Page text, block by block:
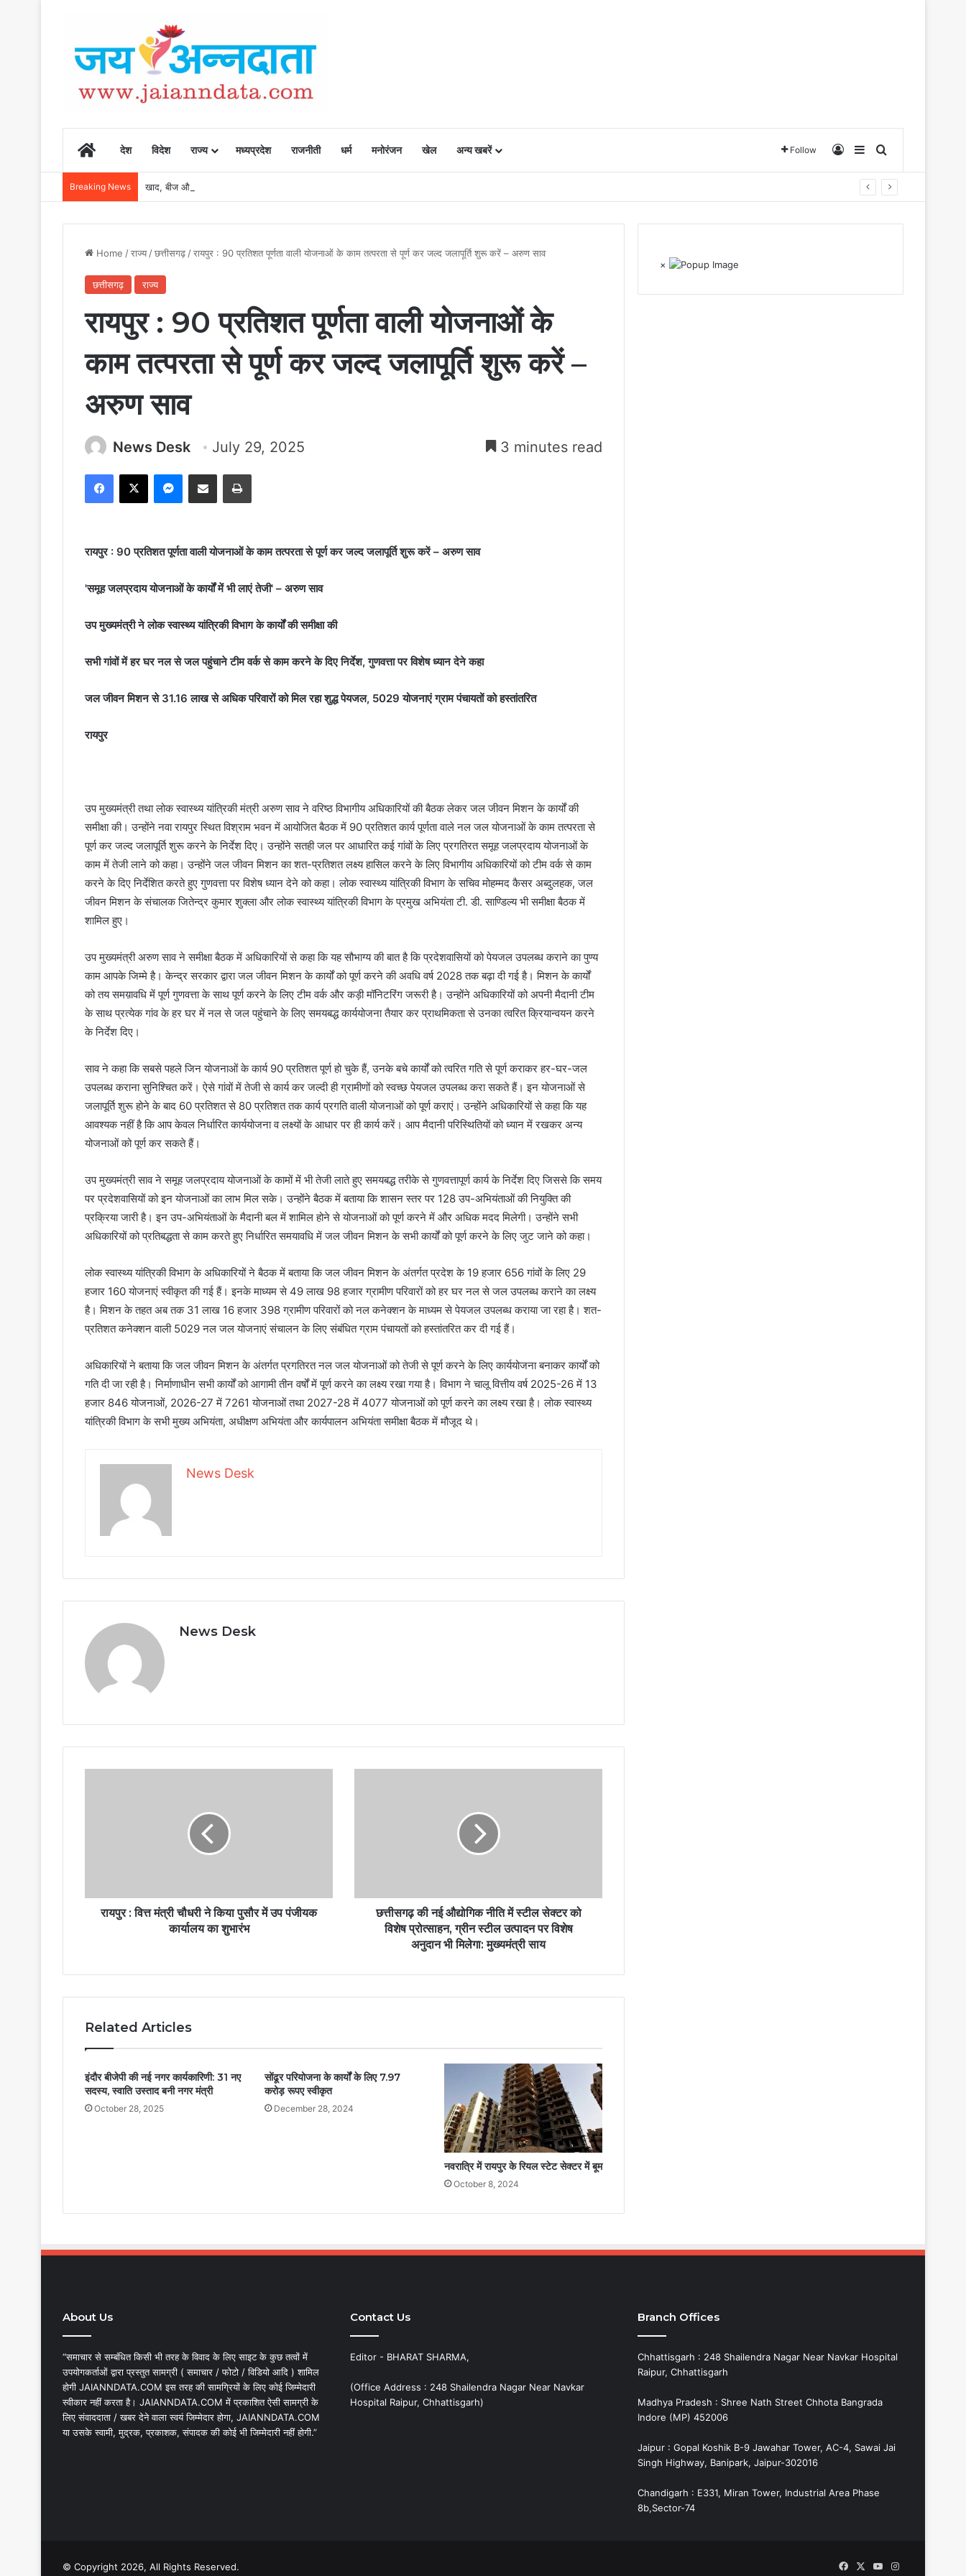
Homeदेश विदेश राज्य मध्यप्रदेश राजनीती धर्म मनोरंजन खेल अन्य खबरें Follow Log InSidebarSearch for
Breaking News खाद, बीज और उर्वरकों की समय पर उपलब्धता से किसानों में उत्साह, नैनो डीएपी और नैनो यूरिया बने किसानों के भरोसेमंद कृषि साथी…..
Home /राज्य/छत्तीसगढ़/रायपुर : 90 प्रतिशत पूर्णता वाली योजनाओं के काम तत्परता से पूर्ण कर जल्द जलापूर्ति शुरू करें – अरुण साव
छत्तीसगढ़ राज्य
रायपुर : 90 प्रतिशत पूर्णता वाली योजनाओं के
काम तत्परता से पूर्ण कर जल्द जलापूर्ति शुरू करें –
अरुण साव
News Desk July 29, 2025 3 minutes read
Facebook
X Messenger
Share via Email Print
रायपुर : 90 प्रतिशत पूर्णता वाली योजनाओं के काम तत्परता से पूर्ण कर जल्द जलापूर्ति शुरू करें – अरुण साव
'समूह जलप्रदाय योजनाओं के कार्यों में भी लाएं तेजी' – अरुण साव
उप मुख्यमंत्री ने लोक स्वास्थ्य यांत्रिकी विभाग के कार्यों की समीक्षा की
सभी गांवों में हर घर नल से जल पहुंचाने टीम वर्क से काम करने के दिए निर्देश, गुणवत्ता पर विशेष ध्यान देने कहा
जल जीवन मिशन से 31.16 लाख से अधिक परिवारों को मिल रहा शुद्ध पेयजल, 5029 योजनाएं ग्राम पंचायतों को हस्तांतरित
रायपुर
उप मुख्यमंत्री तथा लोक स्वास्थ्य यांत्रिकी मंत्री अरुण साव ने वरिष्ठ विभागीय अधिकारियों की बैठक लेकर जल जीवन मिशन के कार्यों की
समीक्षा की। उन्होंने नवा रायपुर स्थित विश्राम भवन में आयोजित बैठक में 90 प्रतिशत कार्य पूर्णता वाले नल जल योजनाओं के काम तत्परता से
पूर्ण कर जल्द जलापूर्ति शुरू करने के निर्देश दिए। उन्होंने सतही जल पर आधारित कई गांवों के लिए प्रगतिरत समूह जलप्रदाय योजनाओं के
काम में तेजी लाने को कहा। उन्होंने जल जीवन मिशन का शत-प्रतिशत लक्ष्य हासिल करने के लिए विभागीय अधिकारियों को टीम वर्क से काम
करने के दिए निर्देशित करते हुए गुणवत्ता पर विशेष ध्यान देने को कहा। लोक स्वास्थ्य यांत्रिकी विभाग के सचिव मोहम्मद कैसर अब्दुलहक, जल
जीवन मिशन के संचालक जितेन्द्र कुमार शुक्ला और लोक स्वास्थ्य यांत्रिकी विभाग के प्रमुख अभियंता टी. डी. साण्डिल्य भी समीक्षा बैठक में
शामिल हुए।
उप मुख्यमंत्री अरुण साव ने समीक्षा बैठक में अधिकारियों से कहा कि यह सौभाग्य की बात है कि प्रदेशवासियों को पेयजल उपलब्ध कराने का पुण्य
काम आपके जिम्मे है। केन्द्र सरकार द्वारा जल जीवन मिशन के कार्यों को पूर्ण करने की अवधि वर्ष 2028 तक बढ़ा दी गई है। मिशन के कार्यों
को तय समय़ावधि में पूर्ण गुणवत्ता के साथ पूर्ण करने के लिए टीम वर्क और कड़ी मॉनिटरिंग जरूरी है। उन्होंने अधिकारियों को अपनी मैदानी टीम
के साथ प्रत्येक गांव के हर घर में नल से जल पहुंचाने के लिए समयबद्ध कार्ययोजना तैयार कर प्राथमिकता से उनका त्वरित क्रियान्वयन करने
के निर्देश दिए।
साव ने कहा कि सबसे पहले जिन योजनाओं के कार्य 90 प्रतिशत पूर्ण हो चुके हैं, उनके बचे कार्यों को त्वरित गति से पूर्ण कराकर हर-घर-जल
उपलब्ध कराना सुनिश्चित करें। ऐसे गांवों में तेजी से कार्य कर जल्दी ही ग्रामीणों को स्वच्छ पेयजल उपलब्ध करा सकते हैं। इन योजनाओं से
जलापूर्ति शुरू होने के बाद 60 प्रतिशत से 80 प्रतिशत तक कार्य प्रगति वाली योजनाओं को पूर्ण कराएं। उन्होंने अधिकारियों से कहा कि यह
आवश्यक नहीं है कि आप केवल निर्धारित कार्ययोजना व लक्ष्यों के आधार पर ही कार्य करें। आप मैदानी परिस्थितियों को ध्यान में रखकर अन्य
योजनाओं को पूर्ण कर सकते हैं।
उप मुख्यमंत्री साव ने समूह जलप्रदाय योजनाओं के कामों में भी तेजी लाते हुए समयबद्ध तरीके से गुणवत्तापूर्ण कार्य के निर्देश दिए जिससे कि समय
पर प्रदेशवासियों को इन योजनाओं का लाभ मिल सके। उन्होंने बैठक में बताया कि शासन स्तर पर 128 उप-अभियंताओं की नियुक्ति की
प्रक्रिया जारी है। इन उप-अभियंताओं के मैदानी बल में शामिल होने से योजनाओं को पूर्ण करने में और अधिक मदद मिलेगी। उन्होंने सभी
अधिकारियों को प्रतिबद्धता से काम करते हुए निर्धारित समयावधि में जल जीवन मिशन के सभी कार्यों को पूर्ण करने के लिए जुट जाने को कहा।
लोक स्वास्थ्य यांत्रिकी विभाग के अधिकारियों ने बैठक में बताया कि जल जीवन मिशन के अंतर्गत प्रदेश के 19 हजार 656 गांवों के लिए 29
हजार 160 योजनाएं स्वीकृत की गई हैं। इनके माध्यम से 49 लाख 98 हजार ग्रामीण परिवारों को हर घर नल से जल उपलब्ध कराने का लक्ष्य
है। मिशन के तहत अब तक 31 लाख 16 हजार 398 ग्रामीण परिवारों को नल कनेक्शन के माध्यम से पेयजल उपलब्ध कराया जा रहा है। शत-
प्रतिशत कनेक्शन वाली 5029 नल जल योजनाएं संचालन के लिए संबंधित ग्राम पंचायतों को हस्तांतरित कर दी गई हैं।
अधिकारियों ने बताया कि जल जीवन मिशन के अंतर्गत प्रगतिरत नल जल योजनाओं को तेजी से पूर्ण करने के लिए कार्ययोजना बनाकर कार्यों को
गति दी जा रही है। निर्माणाधीन सभी कार्यों को आगामी तीन वर्षों में पूर्ण करने का लक्ष्य रखा गया है। विभाग ने चालू वित्तीय वर्ष 2025-26 में 13
हजार 846 योजनाओं, 2026-27 में 7261 योजनाओं तथा 2027-28 में 4077 योजनाओं को पूर्ण करने का लक्ष्य रखा है। लोक स्वास्थ्य
यांत्रिकी विभाग के सभी मुख्य अभियंता, अधीक्षण अभियंता और कार्यपालन अभियंता समीक्षा बैठक में मौजूद थे।
News Desk
News Desk
रायपुर : वित्त मंत्री चौधरी ने किया पुसौर में उप पंजीयक
कार्यालय का शुभारंभ
छत्तीसगढ़ की नई औद्योगिक नीति में स्टील सेक्टर को
विशेष प्रोत्साहन, ग्रीन स्टील उत्पादन पर विशेष
अनुदान भी मिलेगा: मुख्यमंत्री साय
Related Articles
इंदौर बीजेपी की नई नगर कार्यकारिणी: 31 नए
सदस्य, स्वाति उस्ताद बनी नगर मंत्री
October 28, 2025
सोंढूर परियोजना के कार्यों के लिए 7.97
करोड़ रूपए स्वीकृत
December 28, 2024
नवरात्रि में रायपुर के रियल स्टेट सेक्टर में बूम
October 8, 2024
×
About Us
“समाचार से सम्बंधित किसी भी तरह के विवाद के लिए साइट के कुछ तत्वों में
उपयोगकर्ताओं द्वारा प्रस्तुत सामग्री ( समाचार / फोटो / विडियो आदि ) शामिल
होगी JAIANNDATA.COM इस तरह की सामग्रियों के लिए कोई जिम्मेदारी
स्वीकार नहीं करता है। JAIANNDATA.COM में प्रकाशित ऐसी सामग्री के
लिए संवाददाता / खबर देने वाला स्वयं जिम्मेदार होगा, JAIANNDATA.COM
या उसके स्वामी, मुद्रक, प्रकाशक, संपादक की कोई भी जिम्मेदारी नहीं होगी.”
Contact Us
Editor - BHARAT SHARMA,
(Office Address : 248 Shailendra Nagar Near Navkar
Hospital Raipur, Chhattisgarh)
Branch Offices
Chhattisgarh : 248 Shailendra Nagar Near Navkar Hospital
Raipur, Chhattisgarh
Madhya Pradesh : Shree Nath Street Chhota Bangrada
Indore (MP) 452006
Jaipur : Gopal Koshik B-9 Jawahar Tower, AC-4, Sawai Jai
Singh Highway, Banipark, Jaipur-302016
Chandigarh : E331, Miran Tower, Industrial Area Phase
8b,Sector-74
© Copyright 2026, All Rights Reserved. Facebook
X YouTubeInstagram